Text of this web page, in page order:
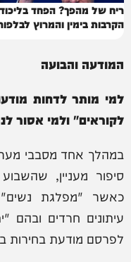
ריח של מהפך? הפחד
הקרבות בימין והמרוץ
המודעה והבועה
למי מותר לדחות
לקוראים" ולמי אסור
במהלך אחד מסבבי
סיפור מעניין,
כאשר "מפלגת
עיתונים חרדים
לפרסם מודעת בחירות